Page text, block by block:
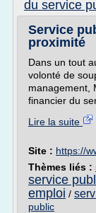
du service
Service
proximité
Dans un tout
volonté de
management,
financier du
Lire la suite
Site : https://
Thèmes liés :
service
emploi /
public